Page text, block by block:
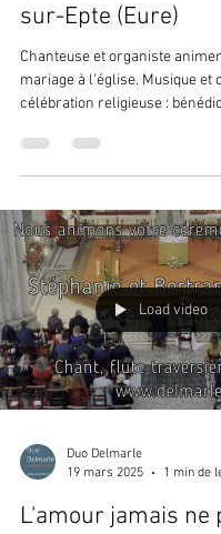
sur-Epte (Eure)
Chanteuse et organiste
mariage à l'église. Musique et
célébration religieuse :
Load video
Duo Delmarle
19 mars 2025
1 min de
L'amour jamais ne